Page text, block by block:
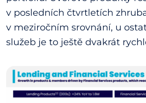
v posledních čtvrtletích
v meziročním srovnání, u
služeb je to ještě dvakrát